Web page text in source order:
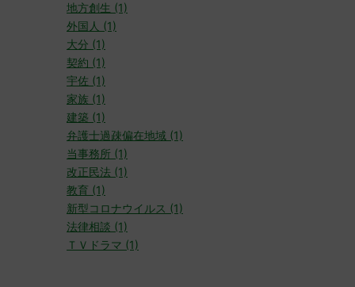
地方創生 (1)
外国人 (1)
大分 (1)
契約 (1)
宇佐 (1)
家族 (1)
建築 (1)
弁護士過疎偏在地域 (1)
当事務所 (1)
改正民法 (1)
教育 (1)
新型コロナウイルス (1)
法律相談 (1)
ＴＶドラマ (1)